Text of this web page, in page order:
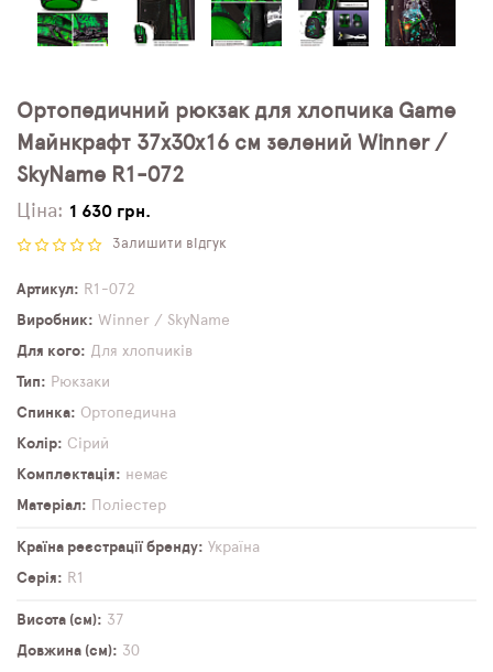
Ортопедичний рюкзак для хлопчика Game
Майнкрафт 37х30х16 см зелений Winner /
SkyName R1-072
Ціна: 1 630 грн.
Залишити відгук
Артикул
R1-072
Виробник
Winner / SkyName
Для кого
Для хлопчиків
Тип
Рюкзаки
Спинка
Ортопедична
Колір
Сірий
Комплектація
немає
Матеріал
Поліестер
Країна реєстрації бренду
Україна
Серія
R1
Висота (см)
37
Довжина (см)
30